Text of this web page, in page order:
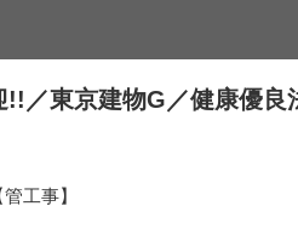
!!／東京建物G／健康優良
工事】